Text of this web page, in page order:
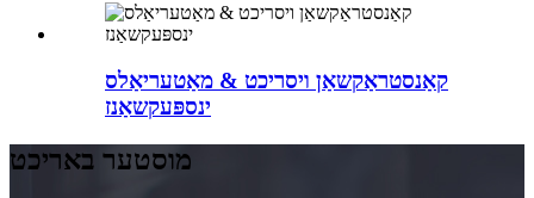
קאַנסטראַקשאַן ויסריכט & מאַטעריאַלס
ינספּעקשאַנז
מוסטער באריכט